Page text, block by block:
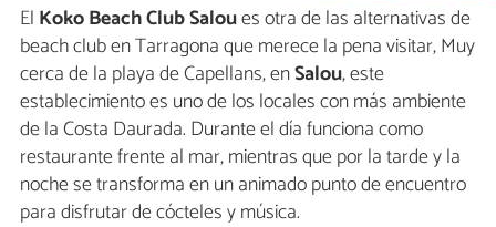
El Koko Beach Club Saloues otra de las alternativas de
beach club en Tarragona que merece la pena visitar, Muy
cerca de la playa de Capellans, enSalou, este
establecimiento es uno de los locales con más ambiente
de la Costa Daurada. Durante el día funciona como
restaurante frente al mar, mientras que por la tarde y la
noche se transforma en un animado punto de encuentro
para disfrutar de cócteles y música.